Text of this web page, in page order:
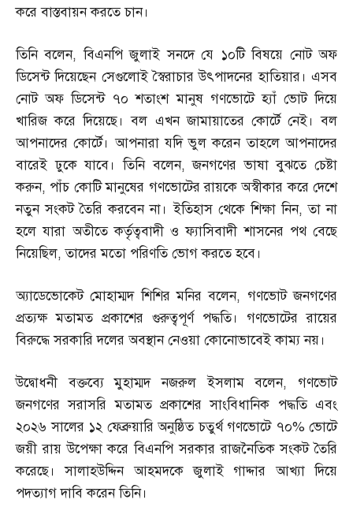
করে বাস্তবায়ন করতে চান।
তিনি বলেন,বিএনপি জুলাই সনদে যে ১০টি বিষয়ে নোট অফ
ডিসেন্ট দিয়েছেন সেগুলোই স্বৈরাচার উৎপাদনের হাতিয়ার। এসব
নোট অফ ডিসেন্ট ৭০ শতাংশ মানুষ গণভোটে হ্যাঁ ভোট দিয়ে
খারিজ করে দিয়েছে। বল এখন জামায়াতের কোর্টে নেই। বল
আপনাদের কোর্টে। আপনারা যদি ভুল করেন তাহলে আপনাদের
বারেই ঢুকে যাবে। তিনি বলেন,জনগণের ভাষা বুঝতে চেষ্টা
করুন, পাঁচ কোটি মানুষের গণভোটের রায়কে অস্বীকার করে দেশে
নতুন সংকট তৈরি করবেন না। ইতিহাস থেকে শিক্ষা নিন,তা না
হলে যারা অতীতে কর্তৃত্ববাদী ও ফ্যাসিবাদী শাসনের পথ বেছে
নিয়েছিল,তাদের মতো পরিণতি ভোগ করতে হবে।
অ্যাডেভোকেট মোহাম্মদ শিশির মনির বলেন, গণভোট জনগণের
প্রত্যক্ষ মতামত প্রকাশের গুরুত্বপূর্ণ পদ্ধতি। গণভোটের রায়ের
বিরুদ্ধে সরকারি দলের অবস্থান নেওয়া কোনোভাবেই কাম্য নয়।
উদ্বোধনী বক্তব্যে মুহাম্মদ নজরুল ইসলাম বলেন,গণভোট
জনগণের সরাসরি মতামত প্রকাশের সাংবিধানিক পদ্ধতি এবং
২০২৬ সালের ১২ ফেব্রুয়ারি অনুষ্ঠিত চতুর্থ গণভোটে ৭০% ভোটে
জয়ী রায় উপেক্ষা করে বিএনপি সরকার রাজনৈতিক সংকট তৈরি
করেছে। সালাহউদ্দিন আহমদকে জুলাই গাদ্দার আখ্যা দিয়ে
পদত্যাগ দাবি করেন তিনি।